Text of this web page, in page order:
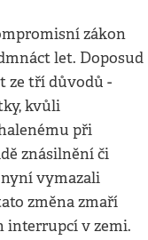
zákon
let. Doposud
ze tří důvodů -
kvůli
při
znásilnění či
vymazali
změna zmaří
interrupcí v zemi.